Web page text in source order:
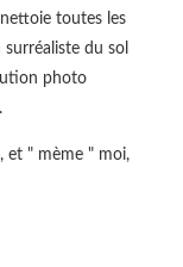
toutes les
du sol
photo
et " mème " moi,